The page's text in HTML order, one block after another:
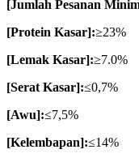
[Jumlah Pesanan
[Protein Kasar]:≥23%
[Lemak Kasar]:≥7.0%
[Serat Kasar]:≤0,7%
[Awu]:≤7,5%
[Kelembapan]:≤14%